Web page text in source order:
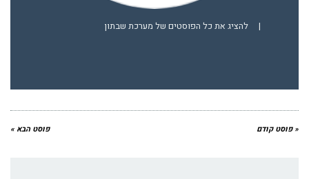
| להציג את כל הפוסטים של מערכת שבתון
« פוסט קודם פוסט הבא »